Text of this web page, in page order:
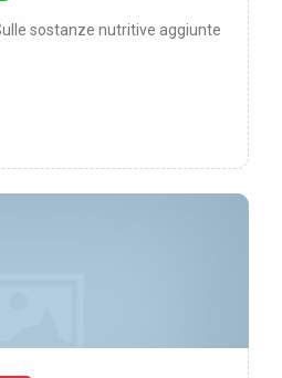
sostanze nutritive aggiunte